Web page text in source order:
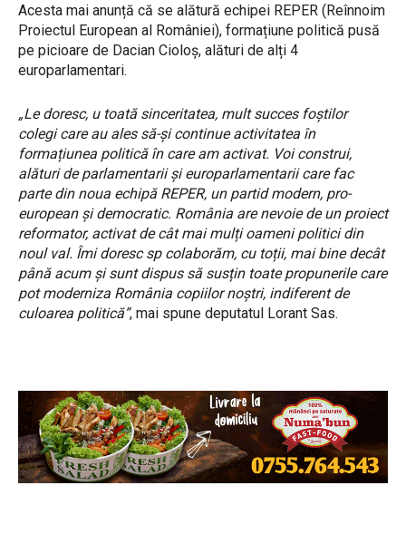
Acesta mai anunță că se alătură echipei REPER (Reînnoim
Proiectul European al României), formațiune politică pusă
pe picioare de Dacian Cioloș, alături de alți 4
europarlamentari.
„Le doresc, u toată sinceritatea, mult succes foștilor
colegi care au ales să-și continue activitatea în
formațiunea politică în care am activat. Voi construi,
alături de parlamentarii și europarlamentarii care fac
parte din noua echipă REPER, un partid modern, pro-
european și democratic. România are nevoie de un proiect
reformator, activat de cât mai mulți oameni politici din
noul val. Îmi doresc sp colaborăm, cu toții, mai bine decât
până acum și sunt dispus să susțin toate propunerile care
pot moderniza România copiilor noștri, indiferent de
culoarea politică”, mai spune deputatul Lorant Sas.